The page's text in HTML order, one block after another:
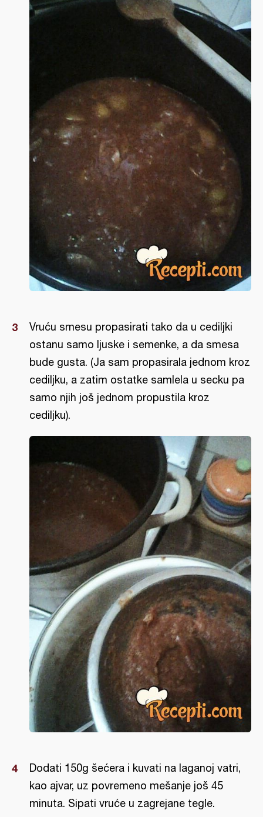
Vruću smesu propasirati tako da u cediljki
ostanu samo ljuske i semenke, a da smesa
bude gusta. (Ja sam propasirala jednom kroz
cediljku, a zatim ostatke samlela u secku pa
samo njih još jednom propustila kroz
cediljku).
Dodati 150g šećera i kuvati na laganoj vatri,
kao ajvar, uz povremeno mešanje još 45
minuta. Sipati vruće u zagrejane tegle.